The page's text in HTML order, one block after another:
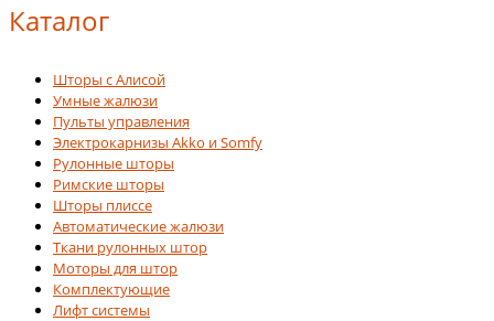
Каталог
Шторы с Алисой
Умные жалюзи
Пульты управления
Электрокарнизы Akko и Somfy
Рулонные шторы
Римские шторы
Шторы плиссе
Автоматические жалюзи
Ткани рулонных штор
Моторы для штор
Комплектующие
Лифт системы